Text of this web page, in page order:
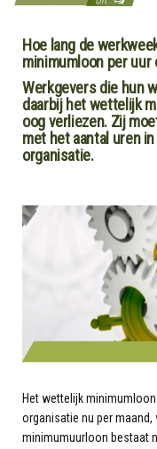
Hoe lang de
minimumloon per uur
Werkgevers die hun
daarbij het wettelijk
oog verliezen. Zij
met het aantal uren
organisatie.
Het wettelijk
organisatie nu per
minimumuurloon bestaat